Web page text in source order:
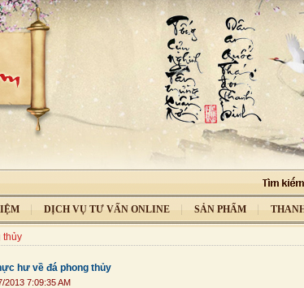
DỊCH VỤ TƯ VẤN ONLINE SẢN PHẨM
thủy
hư về đá phong thủy
2013 7:09:35 AM